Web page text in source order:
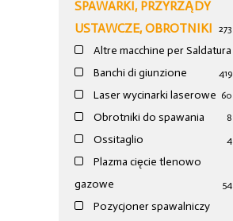
SPAWARKI, PRZYRZĄDY
USTAWCZE, OBROTNIKI
273
Altre macchine per Saldatura
19
Banchi di giunzione 4
Laser wycinarki laserowe 60
Obrotniki do spawania 8
Ossitaglio 4
Plazma cięcie tlenowo
gazowe
54
Pozycjoner spawalniczy